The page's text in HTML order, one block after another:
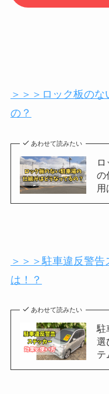
＞＞＞ロック板の
の？
あわせて読みたい
の
用
＞＞＞駐車違反警
は！？
あわせて読みたい
駐
選
テ